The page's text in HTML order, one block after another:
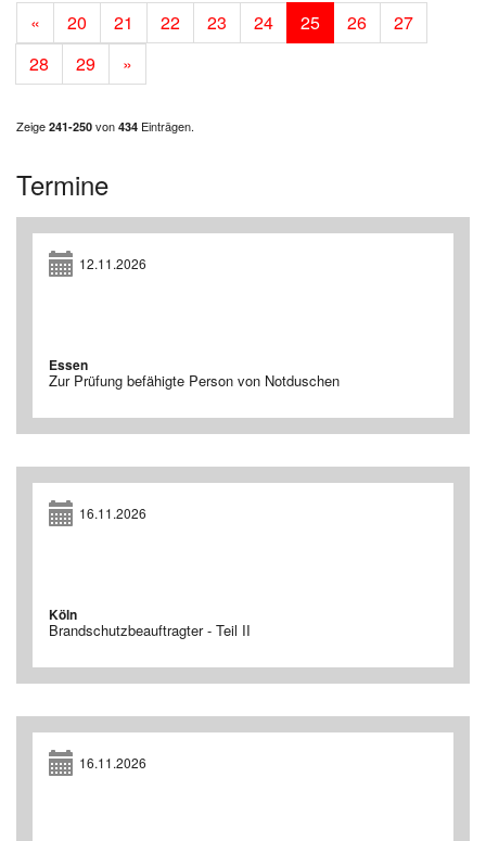
« 20 21 22 23 24 25 26
27
28
29 »
Zeige 241-250 von 434 Einträgen.
Termine
12.11.2026
Essen
Zur Prüfung befähigte Person von Notduschen
16.11.2026
Köln
Brandschutzbeauftragter - Teil II
16.11.2026